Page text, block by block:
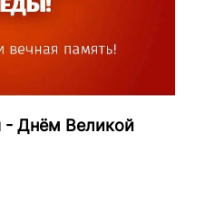
- Днём Великой